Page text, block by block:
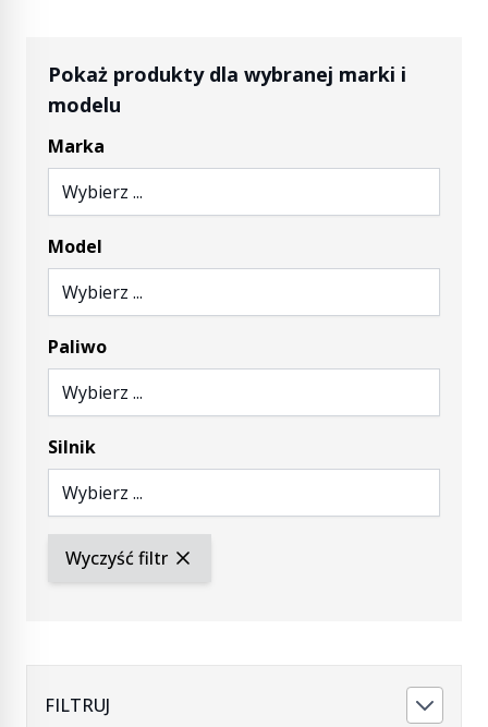
Pokaż produkty dla wybranej marki i
modelu
Marka
Wybierz ...
Model
Wybierz ...
Paliwo
Wybierz ...
Silnik
Wybierz ...
Wyczyść filtr
FILTRUJ